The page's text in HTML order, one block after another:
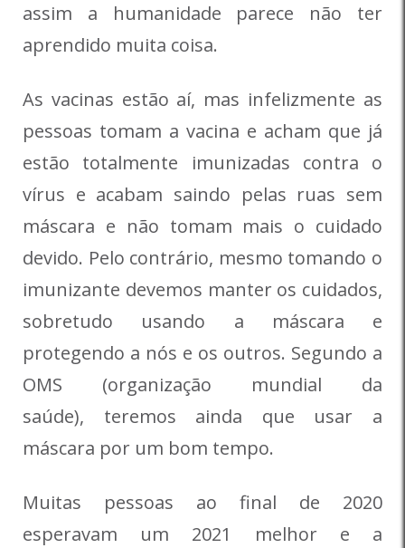
assim a humanidade parece não ter
aprendido muita coisa.
As vacinas estão aí, mas infelizmente as
pessoas tomam a vacina e acham que já
estão totalmente imunizadas contra o
vírus e acabam saindo pelas ruas sem
máscara e não tomam mais o cuidado
devido. Pelo contrário, mesmo tomando o
imunizante devemos manter os cuidados,
sobretudo usando a máscara e
protegendo a nós e os outros. Segundo a
OMS (organização mundial da
saúde), teremos ainda que usar a
máscara por um bom tempo.
Muitas pessoas ao final de 2020
esperavam um 2021 melhor e a